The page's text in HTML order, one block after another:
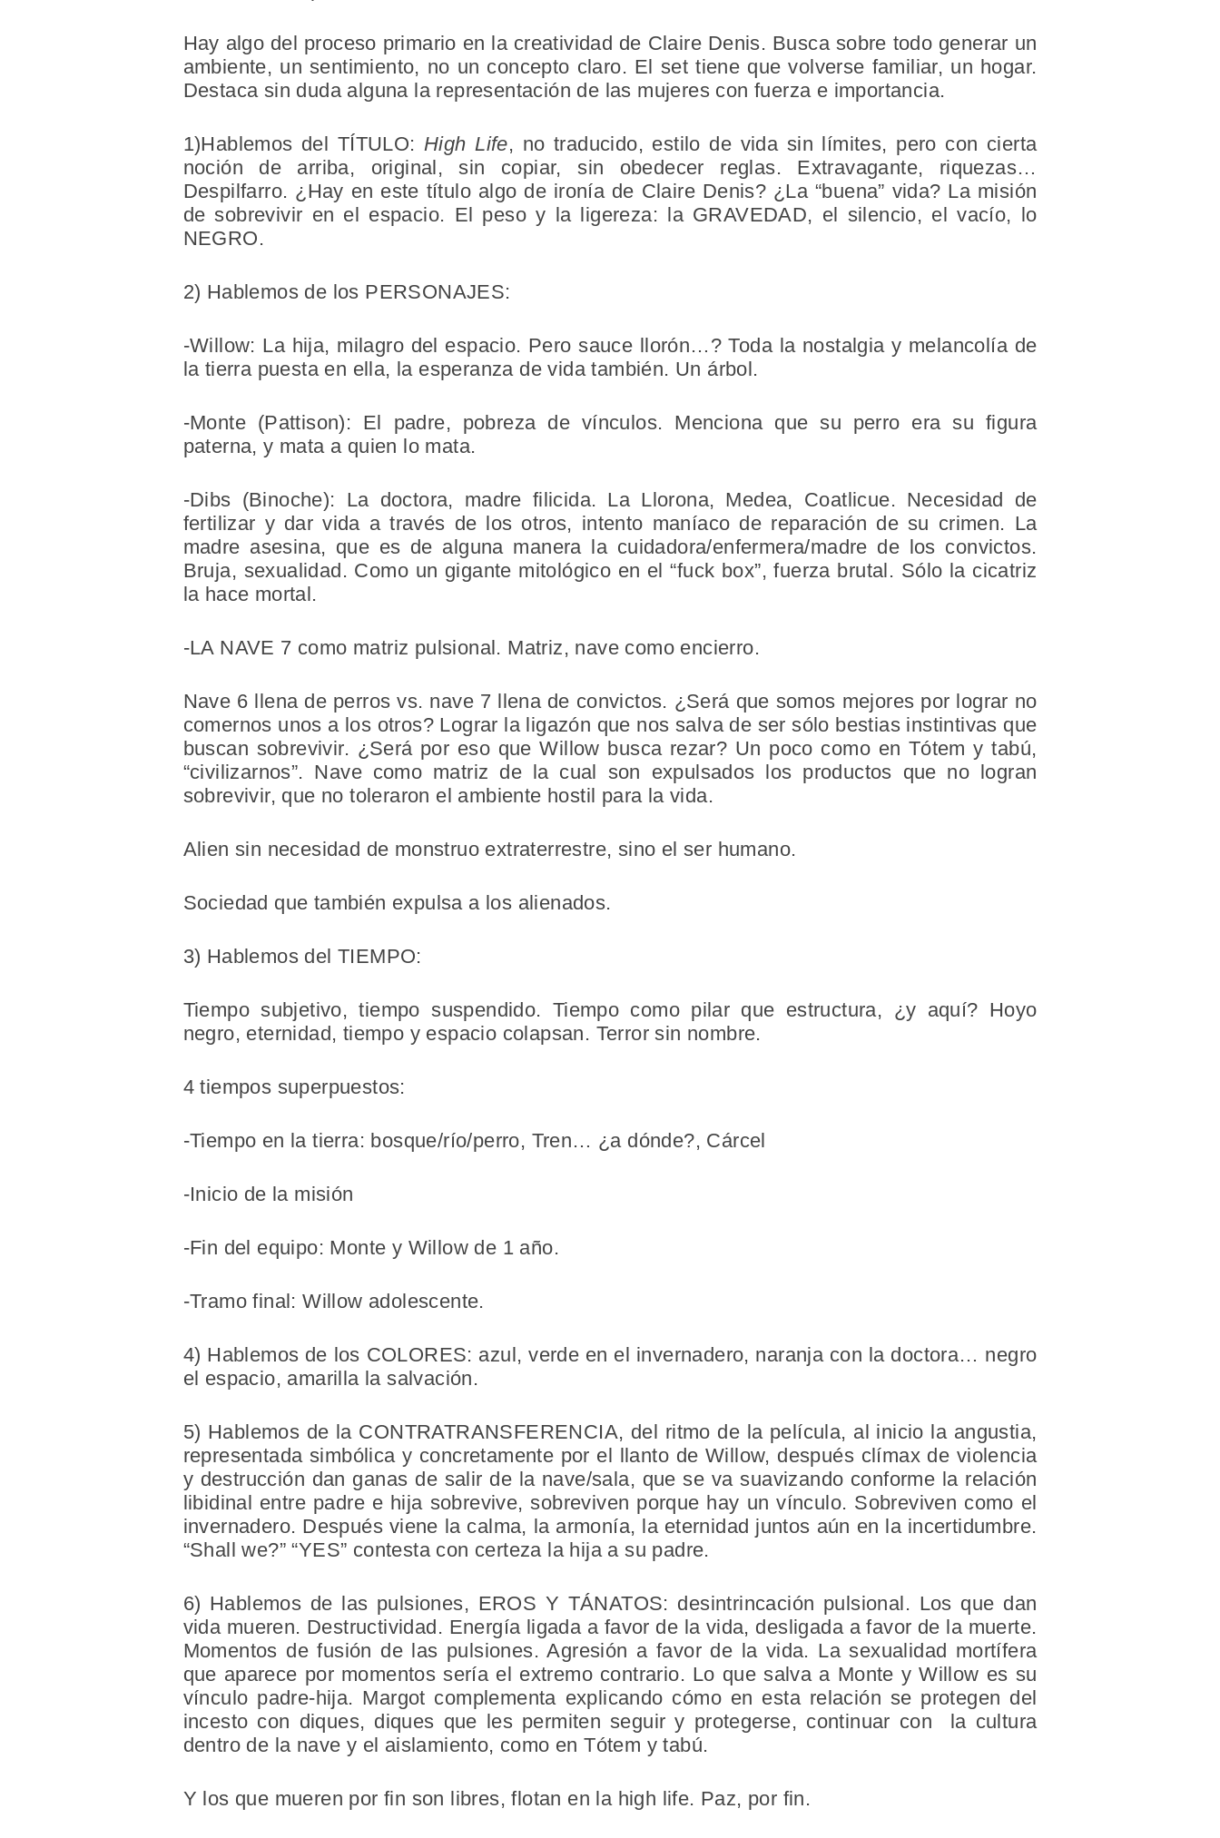
Hay algo del proceso primario en la creatividad de Claire Denis. Busca sobre todo generar un
ambiente, un sentimiento, no un concepto claro. El set tiene que volverse familiar, un hogar.
Destaca sin duda alguna la representación de las mujeres con fuerza e importancia.
1)Hablemos del TÍTULO:High Life, no traducido, estilo de vida sin límites, pero con cierta
noción de arriba, original, sin copiar, sin obedecer reglas. Extravagante, riquezas…
Despilfarro. ¿Hay en este título algo de ironía de Claire Denis? ¿La “buena” vida? La misión
de sobrevivir en el espacio. El peso y la ligereza: la GRAVEDAD, el silencio, el vacío, lo
NEGRO.
2) Hablemos de los PERSONAJES:
-Willow: La hija, milagro del espacio. Pero sauce llorón…? Toda la nostalgia y melancolía de
la tierra puesta en ella, la esperanza de vida también. Un árbol.
-Monte (Pattison): El padre, pobreza de vínculos. Menciona que su perro era su figura
paterna, y mata a quien lo mata.
-Dibs (Binoche): La doctora, madre filicida. La Llorona, Medea, Coatlicue. Necesidad de
fertilizar y dar vida a través de los otros, intento maníaco de reparación de su crimen. La
madre asesina, que es de alguna manera la cuidadora/enfermera/madre de los convictos.
Bruja, sexualidad. Como un gigante mitológico en el “fuck box”, fuerza brutal. Sólo la cicatriz
la hace mortal.
-LA NAVE 7 como matriz pulsional. Matriz, nave como encierro.
Nave 6 llena de perros vs. nave 7 llena de convictos. ¿Será que somos mejores por lograr no
comernos unos a los otros? Lograr la ligazón que nos salva de ser sólo bestias instintivas que
buscan sobrevivir. ¿Será por eso que Willow busca rezar? Un poco como en Tótem y tabú,
“civilizarnos”. Nave como matriz de la cual son expulsados los productos que no logran
sobrevivir, que no toleraron el ambiente hostil para la vida.
Alien sin necesidad de monstruo extraterrestre, sino el ser humano.
Sociedad que también expulsa a los alienados.
3) Hablemos del TIEMPO:
Tiempo subjetivo, tiempo suspendido. Tiempo como pilar que estructura, ¿y aquí? Hoyo
negro, eternidad, tiempo y espacio colapsan. Terror sin nombre.
4 tiempos superpuestos:
-Tiempo en la tierra: bosque/río/perro, Tren… ¿a dónde?, Cárcel
-Inicio de la misión
-Fin del equipo: Monte y Willow de 1 año.
-Tramo final: Willow adolescente.
4) Hablemos de los COLORES: azul, verde en el invernadero, naranja con la doctora… negro
el espacio, amarilla la salvación.
5) Hablemos de la CONTRATRANSFERENCIA, del ritmo de la película, al inicio la angustia,
representada simbólica y concretamente por el llanto de Willow, después clímax de violencia
y destrucción dan ganas de salir de la nave/sala, que se va suavizando conforme la relación
libidinal entre padre e hija sobrevive, sobreviven porque hay un vínculo. Sobreviven como el
invernadero. Después viene la calma, la armonía, la eternidad juntos aún en la incertidumbre.
“Shall we?” “YES” contesta con certeza la hija a su padre.
6) Hablemos de las pulsiones, EROS Y TÁNATOS: desintrincación pulsional. Los que dan
vida mueren. Destructividad. Energía ligada a favor de la vida, desligada a favor de la muerte.
Momentos de fusión de las pulsiones. Agresión a favor de la vida. La sexualidad mortífera
que aparece por momentos sería el extremo contrario. Lo que salva a Monte y Willow es su
vínculo padre-hija. Margot complementa explicando cómo en esta relación se protegen del
incesto con diques, diques que les permiten seguir y protegerse, continuar con la cultura
dentro de la nave y el aislamiento, como en Tótem y tabú.
Y los que mueren por fin son libres, flotan en la high life. Paz, por fin.